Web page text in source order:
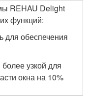
REHAU Delight
функций:
для обеспечения
узкой для
окна на 10%